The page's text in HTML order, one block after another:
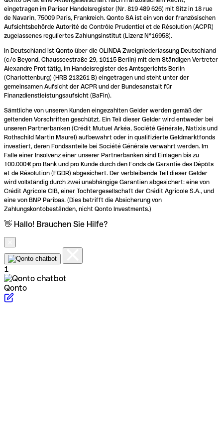
eingetragen im Pariser Handelsregister (Nr. 819 489 626) mit Sitz in 18 rue
de Navarin, 75009 Paris, Frankreich. Qonto SA ist ein von der französischen
Aufsichtsbehörde Autorité de Contrôle Prudentiel et de Résolution (ACPR)
zugelassenes reguliertes Zahlungsinstitut (Lizenz N°16958).
In Deutschland ist Qonto über die OLINDA Zweigniederlassung Deutschland
(c/o Beyond, Chausseestraße 29, 10115 Berlin) mit dem Ständigen Vertreter
Alexandre Prot tätig, im Handelsregister des Amtsgerichts Berlin
(Charlottenburg) (HRB 213261 B) eingetragen und steht unter der
gemeinsamen Aufsicht der ACPR und der Bundesanstalt für
Finanzdienstleistungsaufsicht (BaFin).
Sämtliche von unseren Kunden eingezahlten Gelder werden gemäß der
geltenden Vorschriften geschützt. Ein Teil dieser Gelder wird entweder bei
unseren Partnerbanken (Crédit Mutuel Arkéa, Société Générale, Natixis und
Rothschild Martin Maurel) aufbewahrt oder in qualifizierte Geldmarktfonds
investiert, deren Fondsanteile bei Société Générale verwahrt werden. Im
Falle einer Insolvenz einer unserer Partnerbanken sind Einlagen bis zu
100.000 € pro Bank und pro Kunde durch den Fonds de Garantie des Dépôts
et de Résolution (FGDR) abgesichert. Der verbleibende Teil dieser Gelder
wird vollständig durch zwei unabhängige Garantien abgesichert: eine von
Crédit Agricole CIB, einer Tochtergesellschaft der Crédit Agricole S.A., und
eine von BNP Paribas. (Dies betrifft die Absicherung von
Zahlungskontobeständen, nicht Qonto Investments.)
👋 Hallo! Brauchen Sie Hilfe?
1
Qonto